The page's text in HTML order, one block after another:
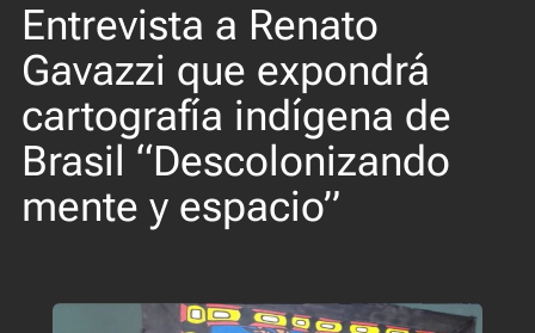
Entrevista a Renato
Gavazzi que expondrá
cartografía indígena de
Brasil “Descolonizando
mente y espacio”